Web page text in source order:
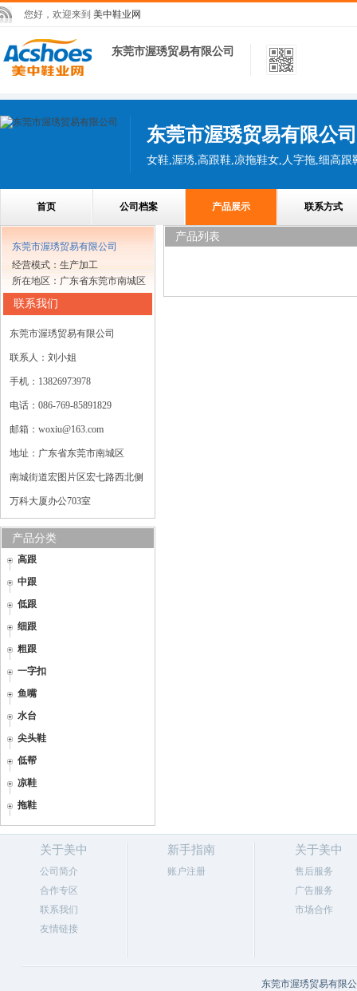
您好，欢迎来到 美中鞋业网
东莞市渥琇贸易有限公司
东莞市渥琇贸易有限公司
女鞋,渥琇,高跟鞋,凉拖鞋女,人字拖,细高跟
首页 公司档案 产品展示 联系方式
东莞市渥琇贸易有限公司
经营模式：生产加工
所在地区：广东省东莞市南城区
联系我们
东莞市渥琇贸易有限公司
联系人：刘小姐
手机：13826973978
电话：086-769-85891829
邮箱：woxiu@163.com
地址：广东省东莞市南城区
南城街道宏图片区宏七路西北侧
万科大厦办公703室
产品分类
高跟
中跟
低跟
细跟
粗跟
一字扣
鱼嘴
水台
尖头鞋
低帮
凉鞋
拖鞋
产品列表
关于美中
公司简介
合作专区
联系我们
友情链接
新手指南
账户注册
关于美中
售后服务
广告服务
市场合作
东莞市渥琇贸易有限